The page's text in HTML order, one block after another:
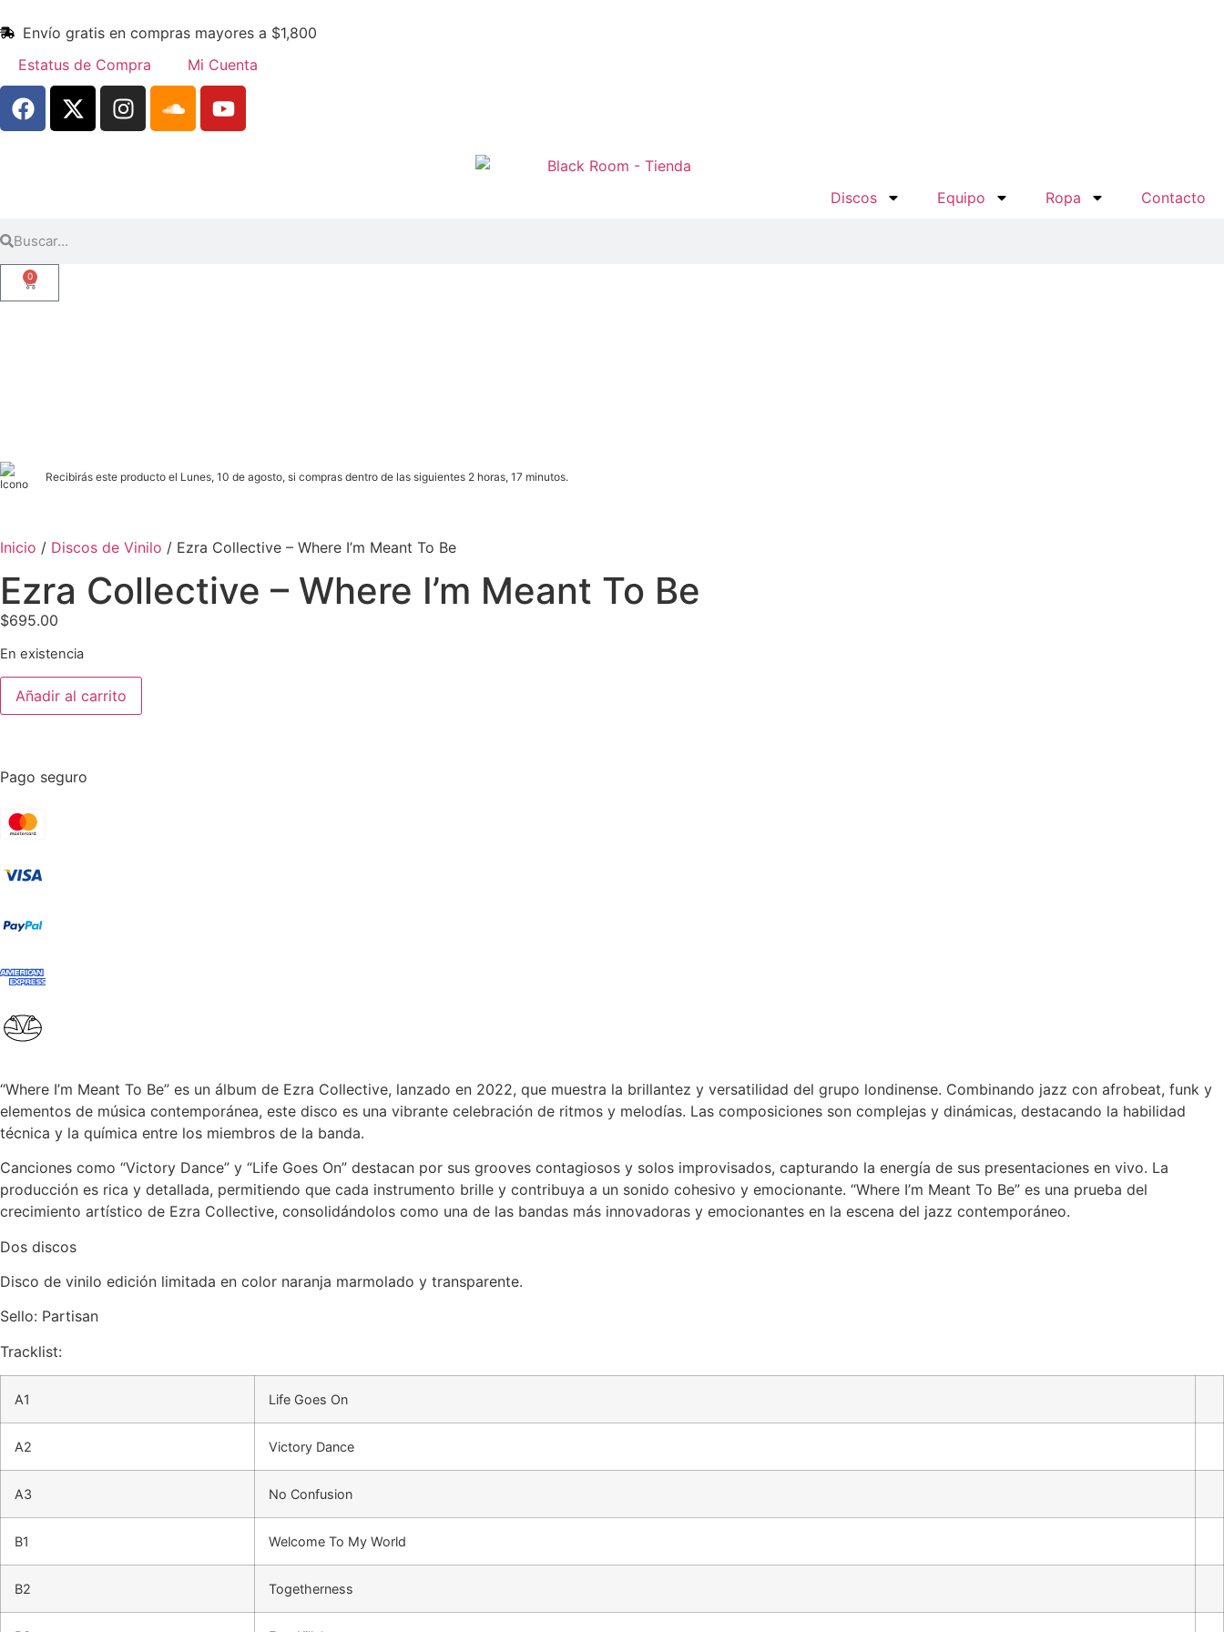
Envío gratis en compras mayores a $1,800
Estatus de Compra
Mi Cuenta
Discos Equipo Ropa Contacto
0
Recibirás este producto el Lunes, 10 de agosto, si compras dentro de las siguientes 2 horas, 17 minutos.
Inicio / Discos de Vinilo / Ezra Collective – Where I’m Meant To Be
Ezra Collective – Where I’m Meant To Be
$695.00
En existencia
Añadir al carrito
Pago seguro
“Where I’m Meant To Be” es un álbum de Ezra Collective, lanzado en 2022, que muestra la brillantez y versatilidad del grupo londinense. Combinando jazz con afrobeat, funk y
elementos de música contemporánea, este disco es una vibrante celebración de ritmos y melodías. Las composiciones son complejas y dinámicas, destacando la habilidad
técnica y la química entre los miembros de la banda.
Canciones como “Victory Dance” y “Life Goes On” destacan por sus grooves contagiosos y solos improvisados, capturando la energía de sus presentaciones en vivo. La
producción es rica y detallada, permitiendo que cada instrumento brille y contribuya a un sonido cohesivo y emocionante. “Where I’m Meant To Be” es una prueba del
crecimiento artístico de Ezra Collective, consolidándolos como una de las bandas más innovadoras y emocionantes en la escena del jazz contemporáneo.
Dos discos
Disco de vinilo edición limitada en color naranja marmolado y transparente.
Sello: Partisan
Tracklist:
A1 Life Goes On
A2 Victory Dance
A3 No Confusion
B1 Welcome To My World
B2 Togetherness